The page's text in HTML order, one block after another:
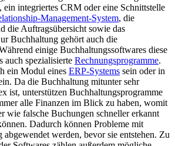
, ein integriertes CRM oder eine Schnittstelle
Management-System, die
die Auftragsübersicht sowie das
Buchhaltung gehört auch die
einige Buchhaltungssoftwares diese
auch spezialisierte Rechnungsprogramme.
ein Modul eines ERP-Systems sein oder in
Da die Buchhaltung mitunter sehr
ist, unterstützen Buchhaltungsprogramme
alle Finanzen im Blick zu haben, womit
wie falsche Buchungen schneller erkannt
Dadurch können Probleme mit
abgewendet werden, bevor sie entstehen. Zu